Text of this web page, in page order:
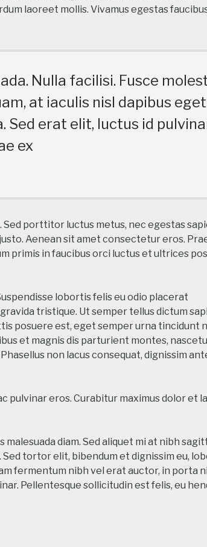
laoreet mollis. Vivamus egestas
Nulla facilisi. Fusce
at iaculis nisl dapibus
Sed erat elit, luctus id
ex
porttitor luctus metus, nec egestas
Aenean sit amet consectetur eros.
primis in faucibus orci luctus et ultrices
lobortis felis eu odio placerat
tristique. Ut semper tellus dictum
posuere est, eget semper urna tincidunt
et magnis dis parturient montes,
non lacus consequat, dignissim
pulvinar eros. Curabitur maximus dolor et
malesuada diam. Sed aliquet mi at nibh
tortor elit, bibendum et dignissim eu,
fermentum nibh vel erat auctor, in porta
Pellentesque sollicitudin est felis, eu